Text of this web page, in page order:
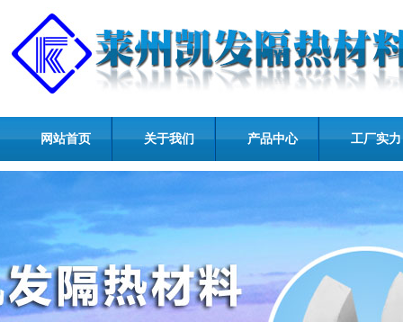
网站首页 关于我们 产品中心 工厂实力